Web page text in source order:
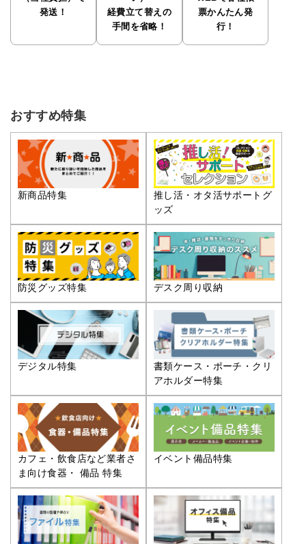
発送！
経費立て替えの
手間を省略！
票かんたん発
行！
おすすめ特集
新商品特集
推し活・オタ活サポートグ
ッズ
防災グッズ特集 デスク周り収納
デジタル特集
書類ケース・ポーチ・クリ
アホルダー特集
カフェ・飲食店など業者さ
ま向け食器・ 備品 特集
イベント備品特集